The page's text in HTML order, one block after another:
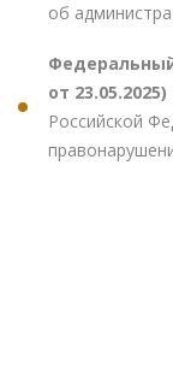
об
от 23.05.2025)
Российской